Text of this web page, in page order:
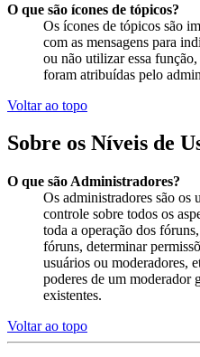
O que são ícones de tópicos?
Os ícones de tópicos são
com as mensagens para
ou não utilizar essa
foram atribuídas pelo
Voltar ao topo
Sobre os Níveis de
O que são Administradores?
Os administradores são os
controle sobre todos os
toda a operação dos
fóruns, determinar
usuários ou moderadores,
poderes de um moderador
existentes.
Voltar ao topo